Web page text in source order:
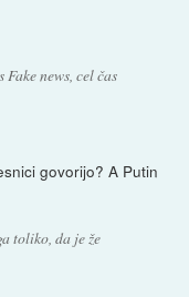
news, cel čas
govorijo? A Putin
toliko, da je že